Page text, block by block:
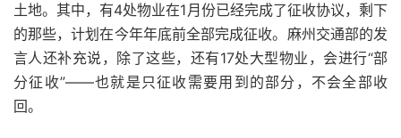
土地。其中，有4处物业在1月份已经完成了征收协议，剩下
的那些，计划在今年年底前全部完成征收。麻州交通部的发
言人还补充说，除了这些，还有17处大型物业，会进行“部
分征收”——也就是只征收需要用到的部分，不会全部收
回。